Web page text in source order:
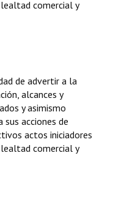
comercial y
de advertir a la
alcances y
y asimismo
acciones de
actos iniciadores
comercial y